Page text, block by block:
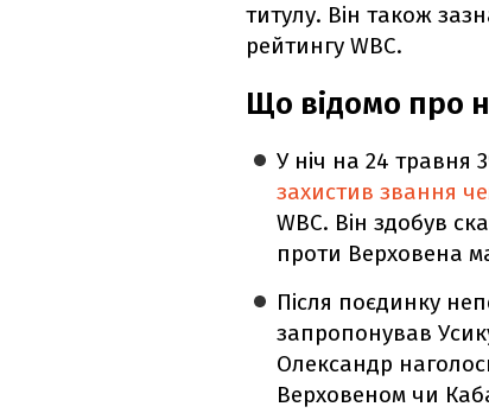
титулу. Він також
рейтингу WBC.
Що відомо про
У ніч на 24 травня
захистив звання
WBC. Він здобув
проти Верховена
Після поєдинку
запропонував
Олександр
Верховеном чи